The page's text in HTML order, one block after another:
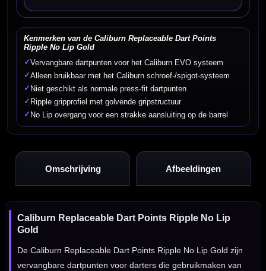
Kenmerken van de Caliburn Replaceable Dart Points
Ripple No Lip Gold
✓Vervangbare dartpunten voor het Caliburn EVO systeem
✓Alleen bruikbaar met het Caliburn schroef-/spigot-systeem
✓ Niet geschikt als normale press-fit dartpunten
✓ Ripple gripprofiel met golvende gripstructuur
✓ No Lip overgang voor een strakke aansluiting op de barrel
Omschrijving Afbeeldingen
Caliburn Replaceable Dart Points Ripple No Lip
Gold
De Caliburn Replaceable Dart Points Ripple No Lip Gold zijn
vervangbare dartpunten voor darters die gebruikmaken van